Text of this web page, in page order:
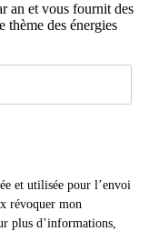
an et vous fournit des
thème des énergies
et utilisée pour l’envoi
révoquer mon
plus d’informations,